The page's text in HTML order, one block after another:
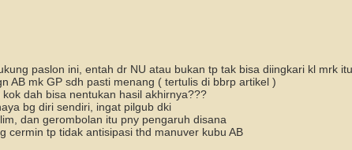
paslon ini, entah dr NU atau bukan tp tak bisa diingkari kl mrk
AB mk GP sdh pasti menang ( tertulis di bbrp artikel )
dah bisa nentukan hasil akhirnya???
bg diri sendiri, ingat pilgub dki
dan gerombolan itu pny pengaruh disana
cermin tp tidak antisipasi thd manuver kubu AB